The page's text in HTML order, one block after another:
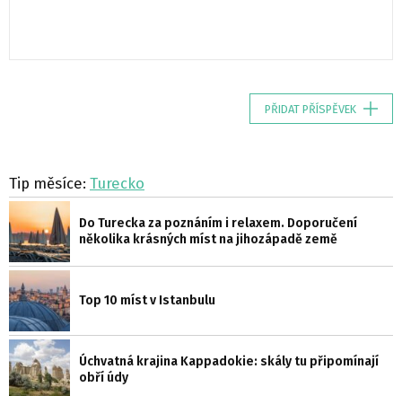
PŘIDAT PŘÍSPĚVEK
Tip měsíce: Turecko
Do Turecka za poznáním i relaxem. Doporučení
několika krásných míst na jihozápadě země
Top 10 míst v Istanbulu
Úchvatná krajina Kappadokie: skály tu připomínají
obří údy